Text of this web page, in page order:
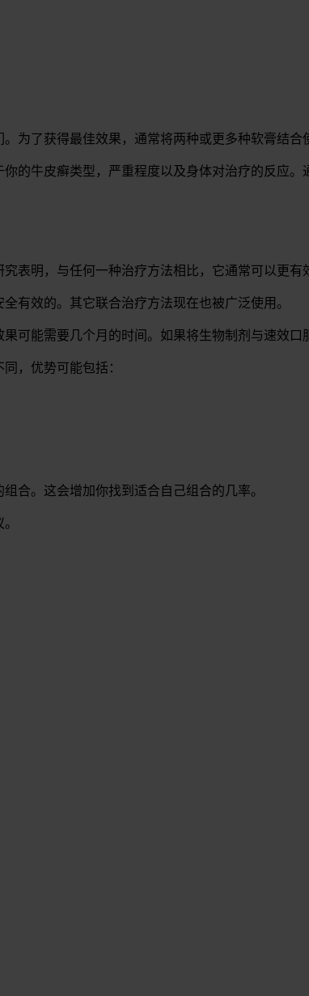
为了获得最佳效果，通常将两种或更多种软膏结
的牛皮癣类型，严重程度以及身体对治疗的反应
表明，与任何一种治疗方法相比，它通常可以更有
有效的。其它联合治疗方法现在也被广泛使用。
可能需要几个月的时间。如果将生物制剂与速效
，优势可能包括：
合。这会增加你找到适合自己组合的几率。